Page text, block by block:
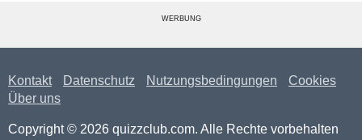
WERBUNG
Kontakt Datenschutz Nutzungsbedingungen
Cookies
Über uns
Copyright © 2026 quizzclub.com. Alle Rechte vorbehalten